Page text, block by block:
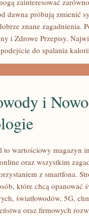
zainteresować
dawna próbują zmienić
znane zagadnienia.
i Zdrowe Przepisy.
do spalania
i
to wartościowy magazyn
oraz wszystkim
z smartfona.
które chcą opanować
światłowodów, 5G,
oraz firmowych